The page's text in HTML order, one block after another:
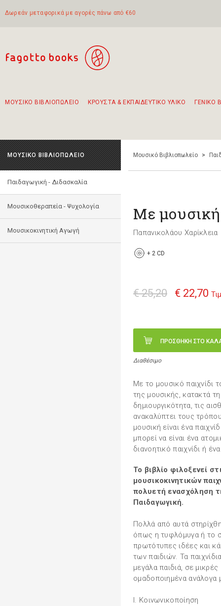
Δωρεάν μεταφορικά με αγορές πάνω από €60
ΜΟΥΣΙΚΟ ΒΙΒΛΙΟΠΩΛΕΙΟ ΚΡΟΥΣΤΑ & ΕΚΠΑΙΔΕΥΤΙΚΟ ΥΛΙΚΟ ΓΕΝΙΚΟ
ΜΟΥΣΙΚΟ ΒΙΒΛΙΟΠΩΛΕΙΟ
Παιδαγωγική - Διδασκαλία
Μουσικοθεραπεία - Ψυχολογία
Μουσικοκινητική Αγωγή
Μουσικό Βιβλιοπωλείο >
Με
Παπανικολάου Χαρίκλεια
+ 2 CD
€ 25,20 € 22,70
ΠΡΟΣΘΗΚΗ ΣΤΟ
Διαθέσιμο
Με το μουσικό παιχνίδι
της μουσικής, κατακτά
δημιουργικότητα, τις
ανακαλύπτει τους
μουσική είναι ένα
μπορεί να είναι ένα
διανοητικό παιχνίδι ή
Το βιβλίο φιλοξενεί
μουσικοκινητικών
πολυετή ενασχόληση
Παιδαγωγική.
Πολλά από αυτά
όπως η τυφλόμυγα ή το
πρωτότυπες ιδέες και
των παιδιών. Τα
μεγάλα παιδιά, σε
ομαδοποιημένα
I. Κοινωνικοποίηση